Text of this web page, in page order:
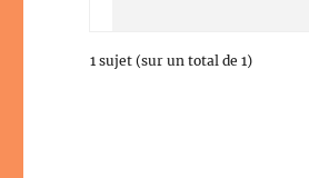
1 sujet (sur un total de 1)